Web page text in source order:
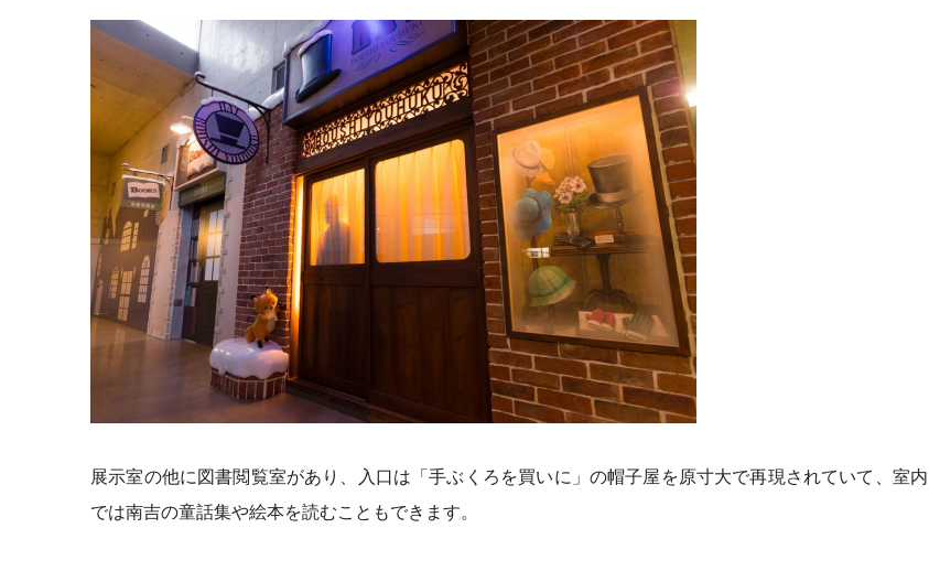
展示室の他に図書閲覧室があり、入口は「手ぶくろを買いに」の帽子屋を原寸大で再現されていて、室内
では南吉の童話集や絵本を読むこともできます。